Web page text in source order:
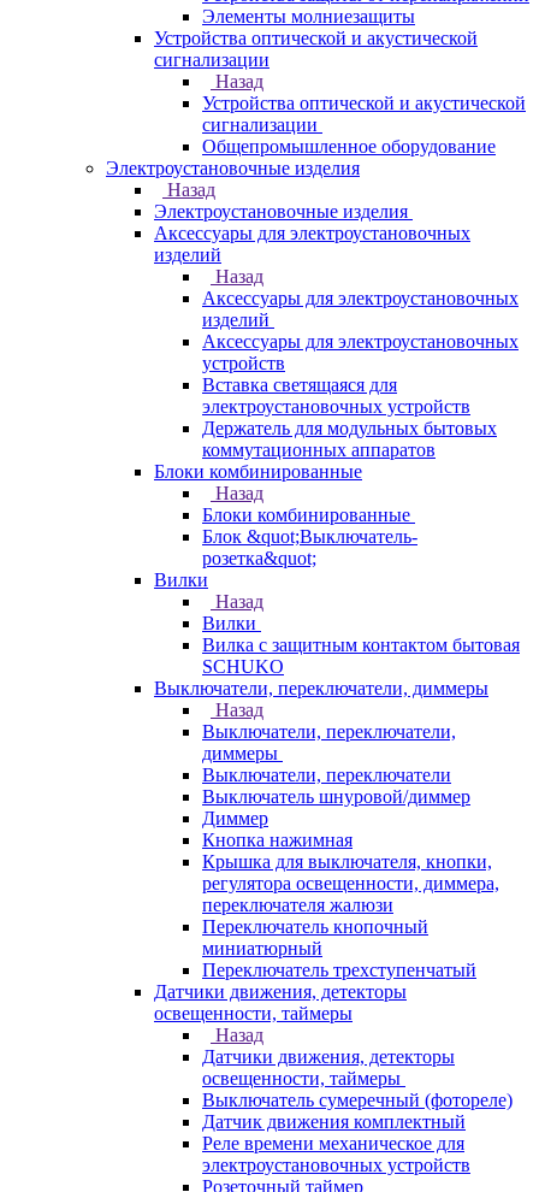
Элементы молниезащиты
Устройства оптической и акустической
сигнализации
Назад
Устройства оптической и акустической
сигнализации
Общепромышленное оборудование
Электроустановочные изделия
Назад
Электроустановочные изделия
Аксессуары для электроустановочных
изделий
Назад
Аксессуары для электроустановочных
изделий
Аксессуары для электроустановочных
устройств
Вставка светящаяся для
электроустановочных устройств
Держатель для модульных бытовых
коммутационных аппаратов
Блоки комбинированные
Назад
Блоки комбинированные
Блок &quot;Выключатель-
розетка&quot;
Вилки
Назад
Вилки
Вилка с защитным контактом бытовая
SCHUKO
Выключатели, переключатели, диммеры
Назад
Выключатели, переключатели,
диммеры
Выключатели, переключатели
Выключатель шнуровой/диммер
Диммер
Кнопка нажимная
Крышка для выключателя, кнопки,
регулятора освещенности, диммера,
переключателя жалюзи
Переключатель кнопочный
миниатюрный
Переключатель трехступенчатый
Датчики движения, детекторы
освещенности, таймеры
Назад
Датчики движения, детекторы
освещенности, таймеры
Выключатель сумеречный (фотореле)
Датчик движения комплектный
Реле времени механическое для
электроустановочных устройств
Розеточный таймер